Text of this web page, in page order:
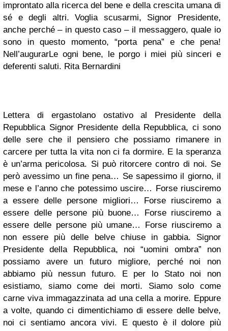
improntato alla ricerca del bene e della crescita umana di
sé e degli altri. Voglia scusarmi, Signor Presidente,
anche perché – in questo caso – il messaggero, quale io
sono in questo momento, “porta pena” e che pena!
Nell’augurarLe ogni bene, le porgo i miei più sinceri e
deferenti saluti. Rita Bernardini
Lettera di ergastolano ostativo al Presidente della
Repubblica Signor Presidente della Repubblica, ci sono
delle sere che il pensiero che possiamo rimanere in
carcere per tutta la vita non ci fa dormire. E la speranza
è un’arma pericolosa. Si può ritorcere contro di noi. Se
però avessimo un fine pena… Se sapessimo il giorno, il
mese e l’anno che potessimo uscire… Forse riusciremo
a essere delle persone migliori… Forse riusciremo a
essere delle persone più buone… Forse riusciremo a
essere delle persone più umane… Forse riusciremo a
non essere più delle belve chiuse in gabbia. Signor
Presidente della Repubblica, noi “uomini ombra” non
possiamo avere un futuro migliore, perché noi non
abbiamo più nessun futuro. E per lo Stato noi non
esistiamo, siamo come dei morti. Siamo solo come
carne viva immagazzinata ad una cella a morire. Eppure
a volte, quando ci dimentichiamo di essere delle belve,
noi ci sentiamo ancora vivi. E questo è il dolore più